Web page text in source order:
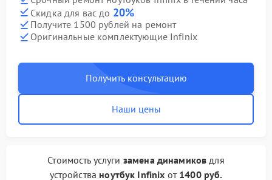
Скидка для вас до 20%
Получите 1500 рублей на ремонт
Оригинальные комплектующие Infinix
Получить консультацию
Наши цены
Стоимость услуги замена динамиков для
устройства ноутбук Infinix от 1400 руб.